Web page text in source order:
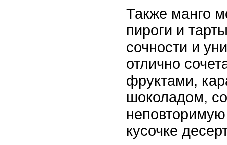
Также манго
пироги и
сочности и
отлично
фруктами,
шоколадом,
кусочке